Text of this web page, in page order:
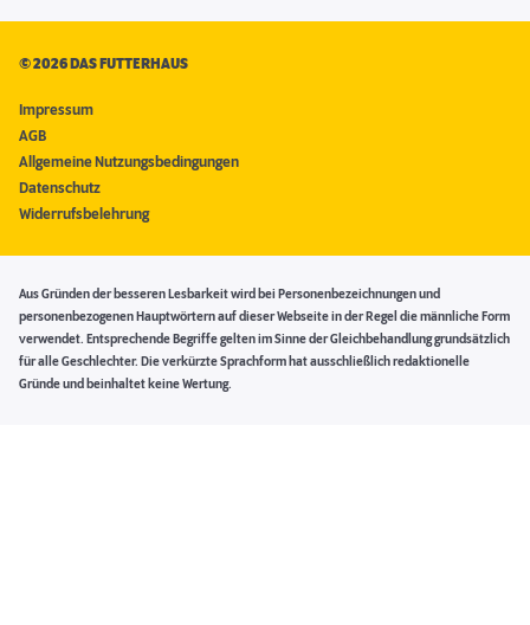
©2026 DAS FUTTERHAUS
Impressum
AGB
Allgemeine Nutzungsbedingungen
Datenschutz
Widerrufsbelehrung
Aus Gründen der besseren Lesbarkeit wird bei Personenbezeichnungen und
personenbezogenen Hauptwörtern auf dieser Webseite in der Regel die männliche Form
verwendet. Entsprechende Begriffe gelten im Sinne der Gleichbehandlung grundsätzlich
für alle Geschlechter. Die verkürzte Sprachform hat ausschließlich redaktionelle
Gründe und beinhaltet keine Wertung.